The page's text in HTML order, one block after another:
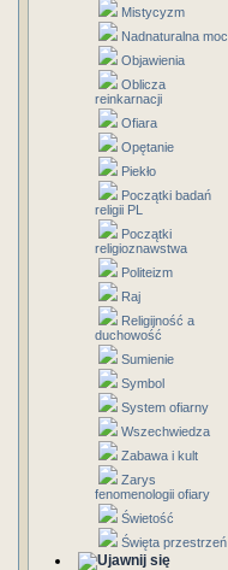
Mistycyzm
Nadnaturalna moc
Objawienia
Oblicza
reinkarnacji
Ofiara
Opętanie
Piekło
Początki badań
religii PL
Początki
religioznawstwa
Politeizm
Raj
Religijność a
duchowość
Sumienie
Symbol
System ofiarny
Wszechwiedza
Zabawa i kult
Zarys
fenomenologii ofiary
Świetość
Święta przestrzeń